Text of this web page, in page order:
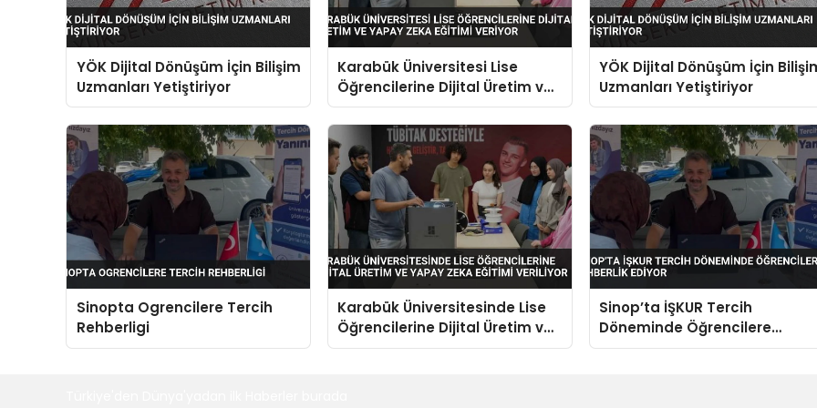
YÖK Dijital Dönüşüm İçin Bilişim
Uzmanları Yetiştiriyor
Karabük Üniversitesi Lise
Öğrencilerine Dijital Üretim ve
Yapay Zeka Eğitimi Veriyor
YÖK Dijital Dönüşüm İçin
Uzmanları Yetiştiriyor
Sinopta Ogrencilere Tercih
Rehberligi
Karabük Üniversitesinde Lise
Öğrencilerine Dijital Üretim ve
Yapay Zeka Eğitimi Veriliyor
Sinop’ta İŞKUR Tercih
Döneminde Öğrencilere
Rehberlik Ediyor